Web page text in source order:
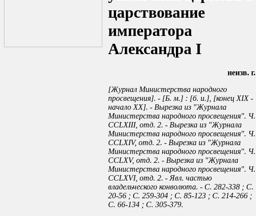
царствование
императора
Александра I
неизв. г.
[Журнал Министерства народного
просвещения]. - [Б. м.] : [б. и.], [конец XIX -
начало XX]. - Вырезка из "Журнала
Министерства народного просвещения". Ч.
CCLXIII, отд. 2. - Вырезка из "Журнала
Министерства народного просвещения". Ч.
CCLXIV, отд. 2. - Вырезка из "Журнала
Министерства народного просвещения". Ч.
CCLXV, отд. 2. - Вырезка из "Журнала
Министерства народного просвещения". Ч.
CCLXVI, отд. 2. - Явл. частью
владельческого конволюта. - С. 282-338 ; С.
20-56 ; С. 259-304 ; С. 85-123 ; С. 214-266 ;
С. 66-134 ; С. 305-379.